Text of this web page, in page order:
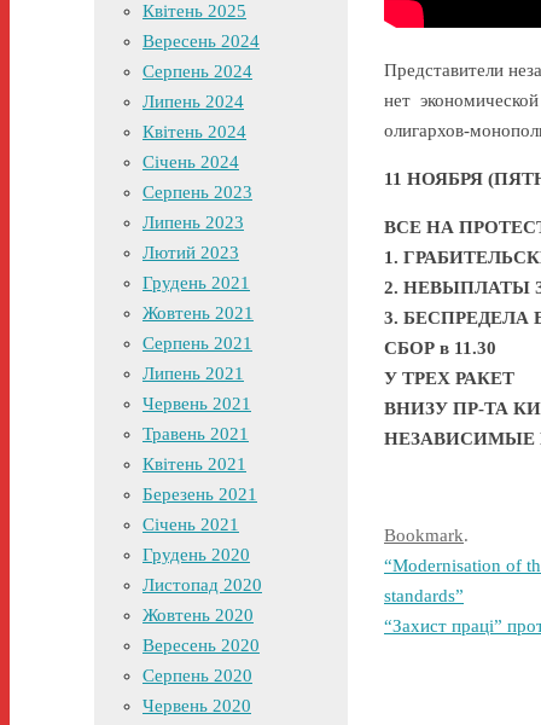
Представители
нет
олигархов-
11 НОЯБРЯ
ВСЕ НА
1.
2. НЕВЫПЛАТЫ
3.
СБОР в 11.30
У ТРЕХ РАКЕТ
ВНИЗУ ПР-ТА
Bookmark.
“Modernisation of
standards”
“Захист праці”
Квітень 2025
Вересень 2024
Серпень 2024
Липень 2024
Квітень 2024
Січень 2024
Серпень 2023
Липень 2023
Лютий 2023
Грудень 2021
Жовтень 2021
Серпень 2021
Липень 2021
Червень 2021
Травень 2021
Квітень 2021
Березень 2021
Січень 2021
Грудень 2020
Листопад 2020
Жовтень 2020
Вересень 2020
Серпень 2020
Червень 2020